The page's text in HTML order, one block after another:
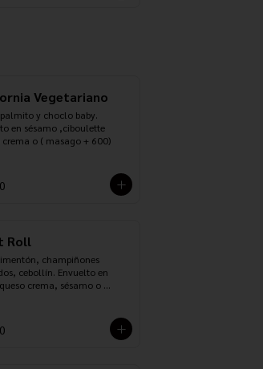
Vegetariano
y choclo baby.
en sésamo ,ciboulette
crema o ( masago + 600)
Roll
champiñones
cebollín. Envuelto en
crema, sésamo o